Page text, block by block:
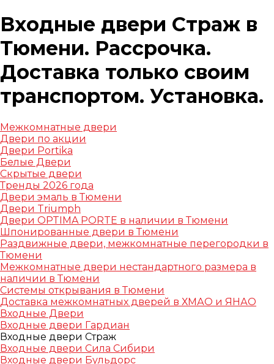
Входные двери Страж в
Тюмени. Рассрочка.
Доставка только своим
транспортом. Установка.
Межкомнатные двери
Двери по акции
Двери Portika
Белые Двери
Скрытые двери
Тренды 2026 года
Двери эмаль в Тюмени
Двери Triumph
Двери OPTIMA PORTE в наличии в Тюмени
Шпонированные двери в Тюмени
Раздвижные двери, межкомнатные перегородки в
Тюмени
Межкомнатные двери нестандартного размера в
наличии в Тюмени
Системы открывания в Тюмени
Доставка межкомнатных дверей в ХМАО и ЯНАО
Входные Двери
Входные двери Гардиан
Входные двери Страж
Входные двери Сила Сибири
Входные двери Бульдорс